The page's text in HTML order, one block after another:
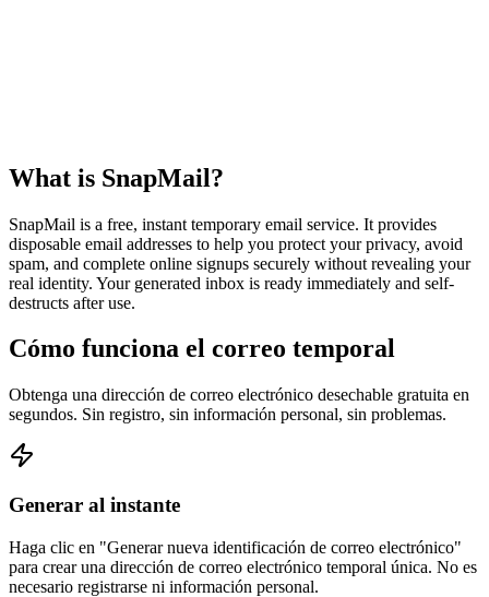
What is SnapMail?
SnapMail is a free, instant temporary email service. It provides
disposable email addresses to help you protect your privacy, avoid
spam, and complete online signups securely without revealing your
real identity. Your generated inbox is ready immediately and self-
destructs after use.
Cómo funciona el correo temporal
Obtenga una dirección de correo electrónico desechable gratuita en
segundos. Sin registro, sin información personal, sin problemas.
Generar al instante
Haga clic en "Generar nueva identificación de correo electrónico"
para crear una dirección de correo electrónico temporal única. No es
necesario registrarse ni información personal.